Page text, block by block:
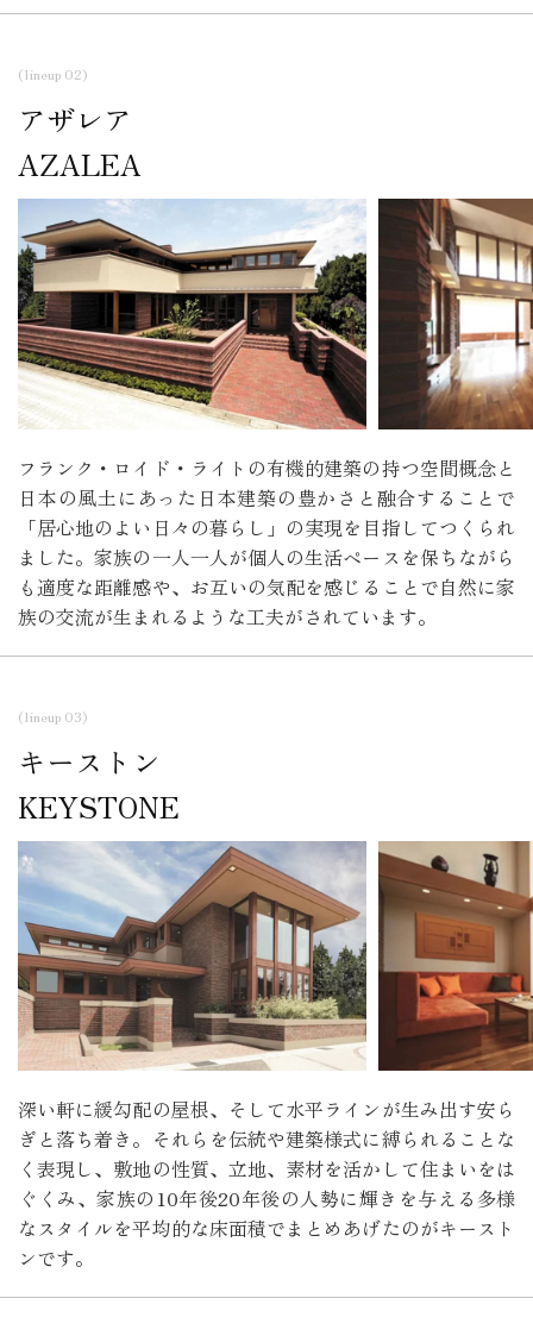
(lineup 02)
アザレア
AZALEA
フランク・ロイド・ライトの有機的建築の持つ空間概念と
日本の風土にあった日本建築の豊かさと融合することで
「居心地のよい日々の暮らし」の実現を目指してつくられ
ました。家族の一人一人が個人の生活ペースを保ちながら
も適度な距離感や、お互いの気配を感じることで自然に家
族の交流が生まれるような工夫がされています。
(lineup 03)
キーストン
KEYSTONE
深い軒に緩勾配の屋根、そして水平ラインが生み出す安ら
ぎと落ち着き。それらを伝統や建築様式に縛られることな
く表現し、敷地の性質、立地、素材を活かして住まいをは
ぐくみ、家族の10年後20年後の人勢に輝きを与える多様
なスタイルを平均的な床面積でまとめあげたのがキースト
ンです。